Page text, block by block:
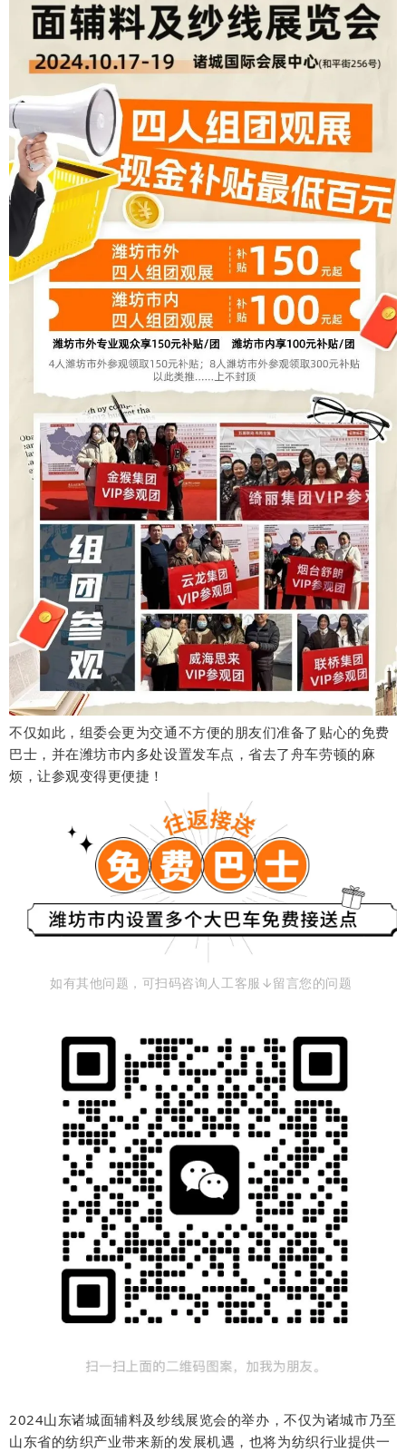
不仅如此，组委会更为交通不方便的朋友们准备了贴心的免费
巴士，并在潍坊市内多处设置发车点，省去了舟车劳顿的麻
烦，让参观变得更便捷！
如有其他问题，可扫码咨询人工客服↓留言您的问题
2024山东诸城面辅料及纱线展览会的举办，不仅为诸城市乃至
山东省的纺织产业带来新的发展机遇，也将为纺织行业提供一